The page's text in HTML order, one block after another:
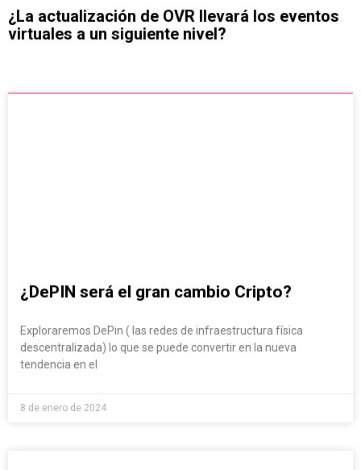
¿La actualización de OVR llevará los eventos
virtuales a un siguiente nivel?
IOT
¿DePIN será el gran cambio Cripto?
Exploraremos DePin ( las redes de infraestructura física
descentralizada) lo que se puede convertir en la nueva
tendencia en el
8 de enero de 2024